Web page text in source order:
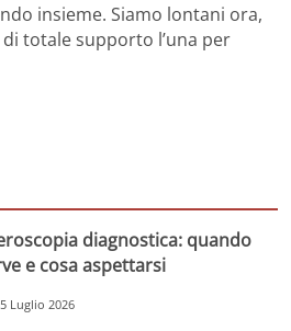
insieme. Siamo lontani ora,
totale supporto l’una per
diagnostica: quando
e cosa aspettarsi
Luglio 2026